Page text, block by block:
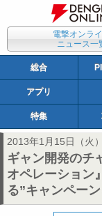
電撃オンラ
ニュース一
総合
アプリ
特集
2013年1月15日（火）
ギャン開発のチ
オペレーション
る”キャンペー